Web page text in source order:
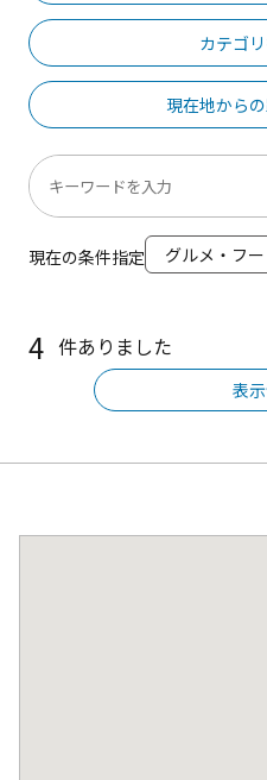
カテゴ
現在地から
現在の条件指定 グルメ・フ
4 件ありました
表